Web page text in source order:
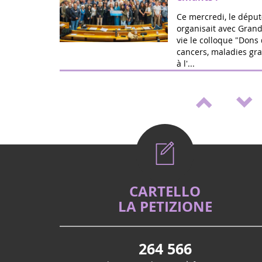
Ce mercredi, le
organisait avec
vie le colloque
cancers, maladies
à l'...
de loi de Marie
vie et la fédération
proposition de loi
Vote (2è lecture)
cancers et
déjà fait un aller/
familles d'enfants
CARTELLO
LA PETIZIONE
264 566